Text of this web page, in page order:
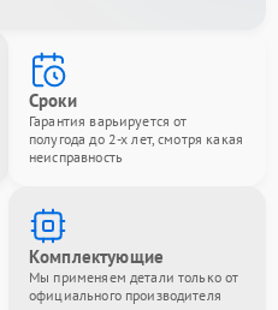
Сроки
Гарантия варьируется от
полугода до 2-х лет, смотря какая
неисправность
Комплектующие
Мы применяем детали только от
официального производителя